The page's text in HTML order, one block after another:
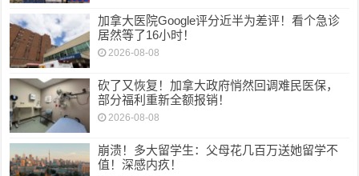
加拿大医院Google评分近半为差评！看个急诊
居然等了16小时！
2026-08-08
砍了又恢复！加拿大政府悄然回调难民医保，
部分福利重新全额报销！
2026-08-08
崩溃！多大留学生：父母花几百万送她留学不
值！深感内疚！